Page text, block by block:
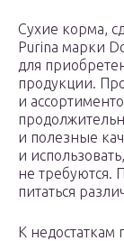
Сухие корма,
Purina марки
для
продукции.
и
и полезные
и
не требуются.
питаться
К недостаткам